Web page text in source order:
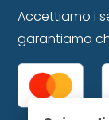
Accettiamo i
garantiamo